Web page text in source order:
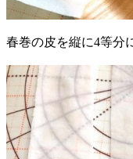
春巻の皮を縦に4等分